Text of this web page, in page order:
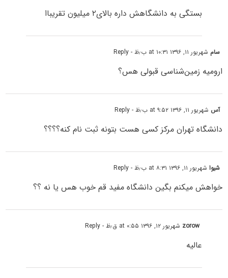
بستگی به دانشگاهش داره بالای۲ میلیون تقریباا
سام شهریور ۱۱, ۱۳۹۶ at ۱۰:۳۱ ب٫ظ - Reply
ارومیه زمین‌شناسی قبولی هس؟
آس شهریور ۱۱, ۱۳۹۶ at ۹:۵۲ ب٫ظ - Reply
دانشگاه تهران مرکز کسی هست بتونه ثبت نام کنه؟؟؟؟
شیواشهریور ۱۱, ۱۳۹۶ at ۸:۳۱ ب٫ظ - Reply
خواهش میکنم بگین دانشگاه مفید قم خوب هس یا نه ؟؟
zorow شهریور ۱۲, ۱۳۹۶ at ۰:۵۵ ق٫ظ - Reply
عالیه